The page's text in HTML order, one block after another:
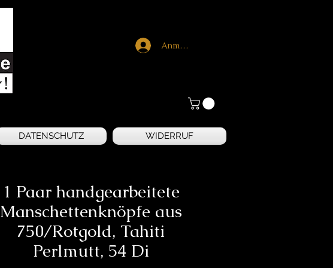
Anmelden
DATENSCHUTZ WIDERRUF
1 Paar handgearbeitete
Manschettenknöpfe aus
750/Rotgold, Tahiti
Perlmutt, 54 Di